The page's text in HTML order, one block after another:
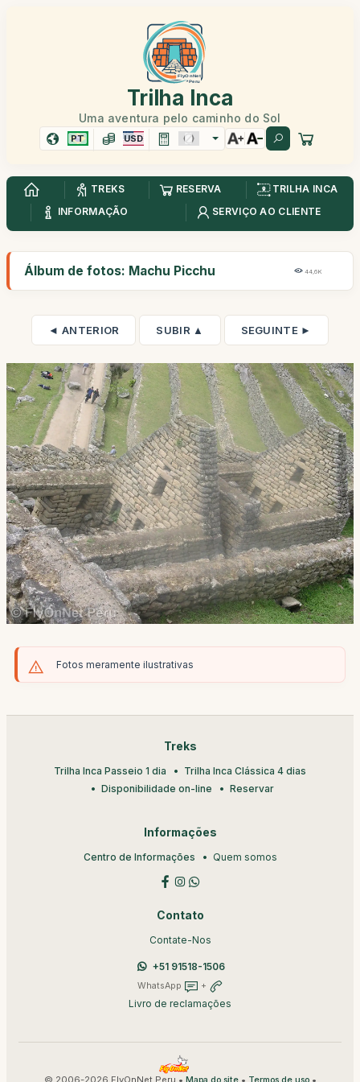
Trilha Inca
Uma aventura pelo caminho do Sol
PT USD
TREKS RESERVA
TRILHA INCA
INFORMAÇÃO
SERVIÇO AO CLIENTE
Álbum de fotos: Machu Picchu 44,6K
◄ ANTERIOR SUBIR ▲ SEGUINTE ►
Fotos meramente ilustrativas
Treks
Trilha Inca Passeio 1 dia
Trilha Inca Clássica 4 dias
Disponibilidade on-line
Reservar
Informações
Centro de Informações Quem somos
Contato
Contate-Nos
+51 91518-1506
WhatsApp +
Livro de reclamações
© 2006-2026 FlyOnNet Peru • • •